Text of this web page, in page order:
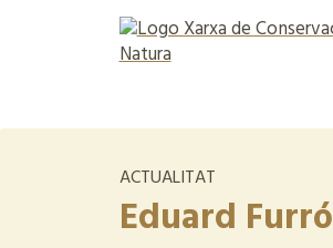
ACTUALITAT
Eduard Furró